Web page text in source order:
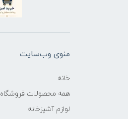
منوی وب‌سایت
خانه
همه محصولات فروشگاه
لوازم آشپزخانه